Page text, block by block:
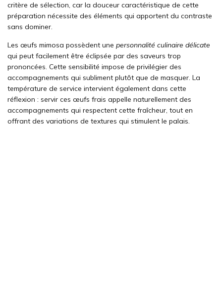
critère de sélection, car la douceur caractéristique de cette
préparation nécessite des éléments qui apportent du contraste
sans dominer.
Les œufs mimosa possèdent une personnalité culinaire délicate
qui peut facilement être éclipsée par des saveurs trop
prononcées. Cette sensibilité impose de privilégier des
accompagnements qui subliment plutôt que de masquer. La
température de service intervient également dans cette
réflexion : servir ces œufs frais appelle naturellement des
accompagnements qui respectent cette fraîcheur, tout en
offrant des variations de textures qui stimulent le palais.